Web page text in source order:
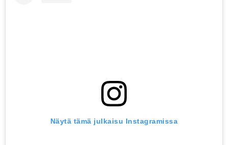
Näytä tämä julkaisu Instagramissa